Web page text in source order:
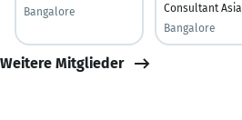
Bangalore
Consultant Asia
Bangalore
Weitere Mitglieder